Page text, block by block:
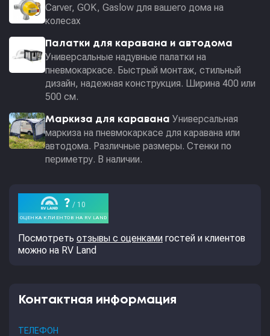
Carver, GOK, Gaslow для вашего дома на
колесах
Палатки для каравана и автодома
Универсальные надувные палатки на
пневмокаркасе. Быстрый монтаж, стильный
дизайн, надежная конструкция. Ширина 400 или
500 см.
Маркиза для каравана Универсальная
маркиза на пневмокаркасе для каравана или
автодома. Различные размеры. Стенки по
периметру. В наличии.
Посмотреть отзывы с оценками гостей и клиентов
можно на RV Land
Контактная информация
ТЕЛЕФОН